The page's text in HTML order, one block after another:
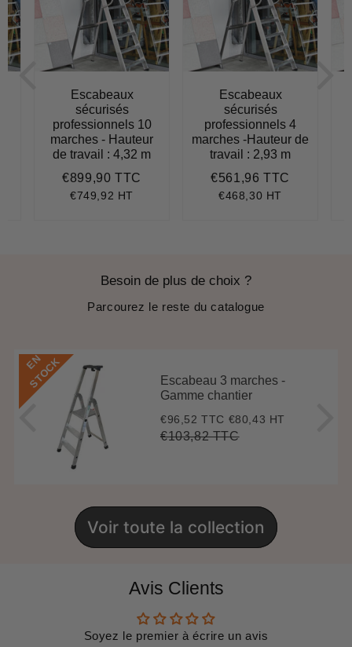
Escabeaux
sécurisés
professionnels 10
marches - Hauteur
de travail : 4,32 m
Prix
régulier
€899,90 TTC
€749,92 HT
Escabeaux
sécurisés
professionnels 4
marches -Hauteur de
travail : 2,93 m
Prix
régulier
€561,96 TTC
€468,30 HT
Besoin de plus de choix ?
Parcourez le reste du catalogue
E
N
S
T
O
C
K
Escabeau 3 marches -
Gamme chantier
Prix
réduit
€96,52 TTC €96,52
€80,43 HT
Prix
€103,82 TTC€103,82
Voir toute la collection
Avis Clients
Soyez le premier à écrire un avis